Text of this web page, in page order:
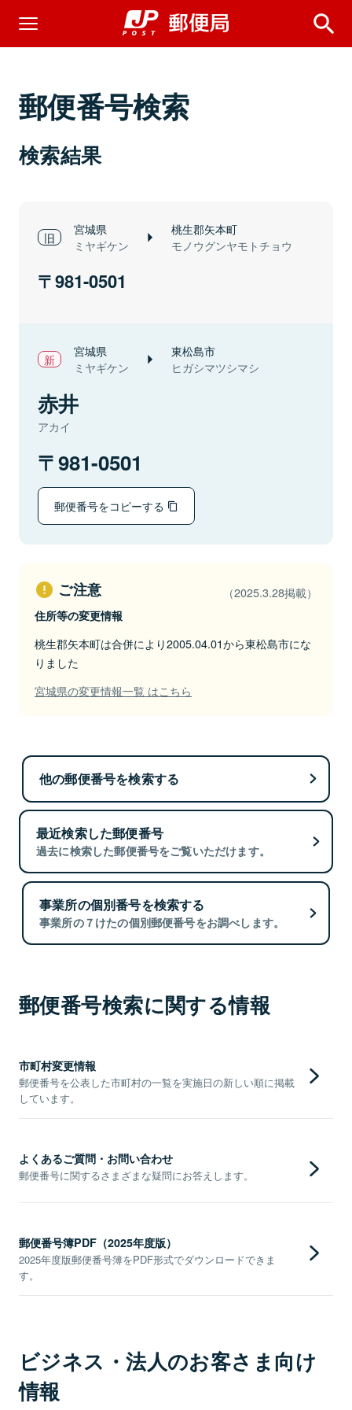
郵便番号検索
検索結果
宮城県
ミヤギケン
桃生郡矢本町
モノウグンヤモトチョウ
981-0501
宮城県
ミヤギケン
東松島市
ヒガシマツシマシ
赤井
アカイ
981-0501
郵便番号をコピーする
ご注意 （2025.3.28掲載）
住所等の変更情報
桃生郡矢本町は合併により2005.04.01から東松島市にな
りました
宮城県の変更情報一覧 はこちら
他の郵便番号を検索する
最近検索した郵便番号
過去に検索した郵便番号をご覧いただけます。
事業所の個別番号を検索する
事業所の７けたの個別郵便番号をお調べします。
郵便番号検索に関する情報
市町村変更情報
郵便番号を公表した市町村の一覧を実施日の新しい順に掲載
しています。
よくあるご質問・お問い合わせ
郵便番号に関するさまざまな疑問にお答えします。
郵便番号簿PDF（2025年度版）
2025年度版郵便番号簿をPDF形式でダウンロードできま
す。
ビジネス・法人のお客さま向け
情報